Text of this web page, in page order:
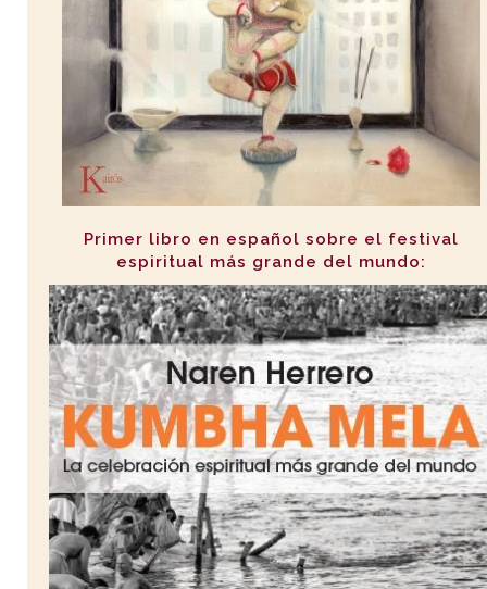
Primer libro en español sobre el festival
espiritual más grande del mundo: